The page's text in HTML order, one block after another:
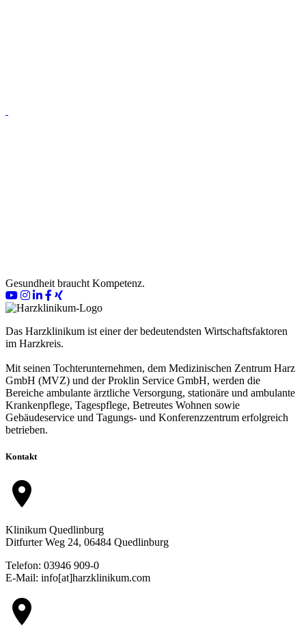
Gesundheit braucht Kompetenz.
Das Harzklinikum ist einer der bedeutendsten Wirtschaftsfaktoren
im Harzkreis.
Mit seinen Tochterunternehmen, dem Medizinischen Zentrum Harz
GmbH (MVZ) und der Proklin Service GmbH, werden die
Bereiche ambulante ärztliche Versorgung, stationäre und ambulante
Krankenpflege, Tagespflege, Betreutes Wohnen sowie
Gebäudeservice und Tagungs- und Konferenzzentrum erfolgreich
betrieben.
Kontakt
location_on
Klinikum Quedlinburg
Ditfurter Weg 24, 06484 Quedlinburg
Telefon: 03946 909-0
E-Mail: info[at]harzklinikum.com
location_on